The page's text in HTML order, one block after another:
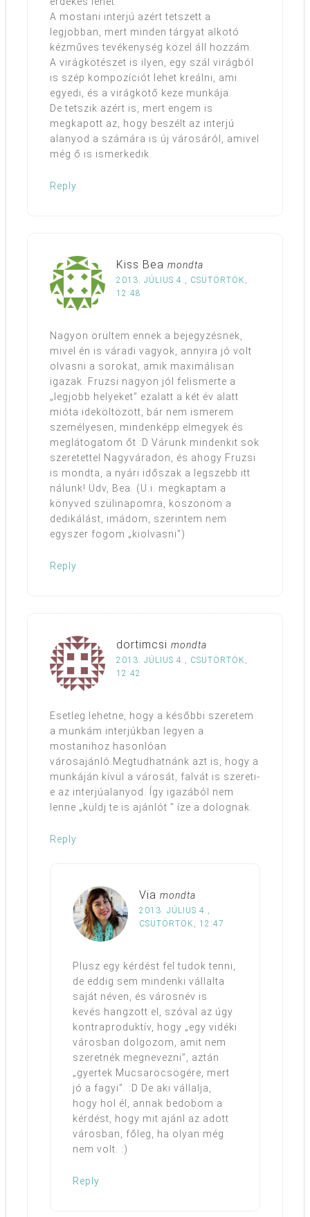
A mostani interjú azért tetszett a
legjobban, mert minden tárgyat alkotó
kézműves tevékenység közel áll hozzám.
A virágkötészet is ilyen, egy szál virágból
is szép kompozíciót lehet kreálni, ami
egyedi, és a virágkötő keze munkája.
De tetszik azért is, mert engem is
megkapott az, hogy beszélt az interjú
alanyod a számára is új városáról, amivel
még ő is ismerkedik.
Reply
Kiss Bea mondta
2013. JÚLIUS 4., CSÜTÖRTÖK,
12:48
Nagyon örültem ennek a bejegyzésnek,
mivel én is váradi vagyok, annyira jó volt
olvasni a sorokat, amik maximálisan
igazak. Fruzsi nagyon jól felismerte a
„legjobb helyeket” ezalatt a két év alatt
mióta ideköltözött, bár nem ismerem
személyesen, mindenképp elmegyek és
meglátogatom őt :D Várunk mindenkit sok
szeretettel Nagyváradon, és ahogy Fruzsi
is mondta, a nyári időszak a legszebb itt
nálunk! Üdv, Bea. (U.i. megkaptam a
könyved szülinapomra, köszönöm a
dedikálást, imádom, szerintem nem
egyszer fogom „kiolvasni”)
Reply
dortimcsi mondta
2013. JÚLIUS 4., CSÜTÖRTÖK,
12:42
Esetleg lehetne, hogy a későbbi szeretem
a munkám interjúkban legyen a
mostanihoz hasonlóan
városajánló.Megtudhatnánk azt is, hogy a
munkáján kívül a városát, falvát is szereti-
e az interjúalanyod. Így igazából nem
lenne „küldj te is ajánlót ” íze a dolognak.
Reply
Via mondta
2013. JÚLIUS 4.,
CSÜTÖRTÖK, 12:47
Plusz egy kérdést fel tudok tenni,
de eddig sem mindenki vállalta
saját néven, és városnév is
kevés hangzott el, szóval az úgy
kontraproduktív, hogy „egy vidéki
városban dolgozom, amit nem
szeretnék megnevezni”, aztán
„gyertek Mucsaröcsögére, mert
jó a fagyi”. :D De aki vállalja,
hogy hol él, annak bedobom a
kérdést, hogy mit ajánl az adott
városban, főleg, ha olyan még
nem volt. :)
Reply